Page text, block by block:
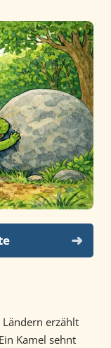
Ländern erzählt
Kamel sehnt